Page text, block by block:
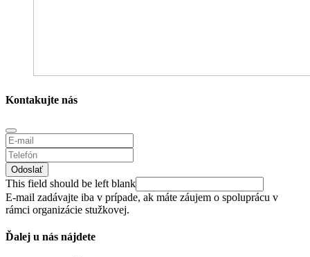
Kontakujte nás
Odoslať
This field should be left blank
E-mail zadávajte iba v prípade, ak máte záujem o spoluprácu v
rámci organizácie stužkovej.
Ďalej u nás nájdete